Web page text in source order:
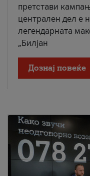
претстави
централен дел е
легендарната
„Билјан
Дознај повеќе